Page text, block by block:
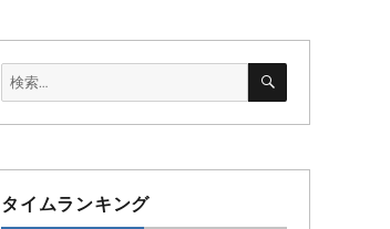
検
索:
検
タイムランキング